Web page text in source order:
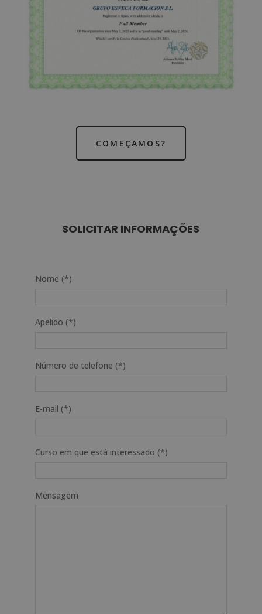
COMEÇAMOS?
SOLICITAR INFORMAÇÕES
Nome (*)
Apelido (*)
Número de telefone (*)
E-mail (*)
Curso em que está interessado (*)
Mensagem